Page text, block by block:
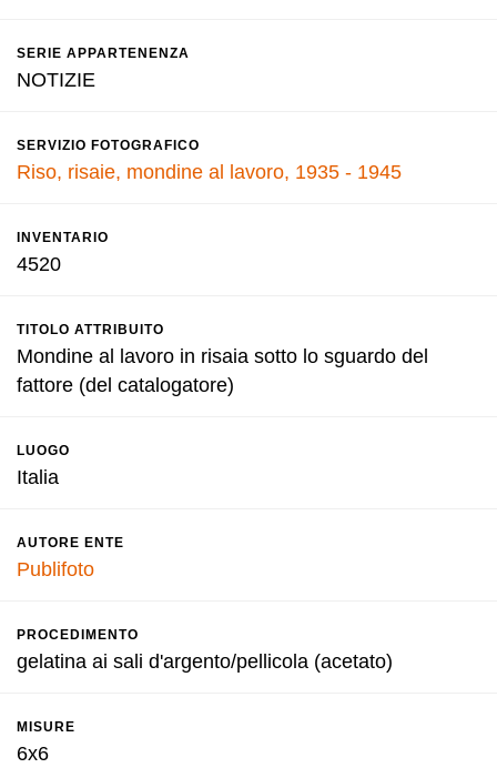
SERIE APPARTENENZA
NOTIZIE
SERVIZIO FOTOGRAFICO
Riso, risaie, mondine al lavoro, 1935 - 1945
INVENTARIO
4520
TITOLO ATTRIBUITO
Mondine al lavoro in risaia sotto lo sguardo del
fattore (del catalogatore)
LUOGO
Italia
AUTORE ENTE
Publifoto
PROCEDIMENTO
gelatina ai sali d'argento/pellicola (acetato)
MISURE
6x6